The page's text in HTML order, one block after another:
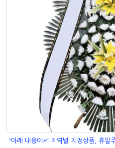
"아래 내용에서 지역별 지정상품, 휴일